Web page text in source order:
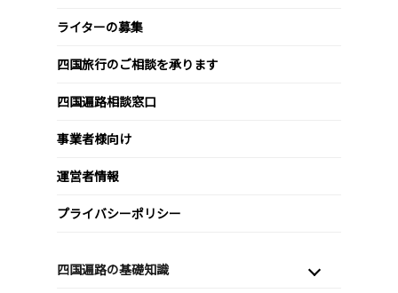
ライターの募集
四国旅行のご相談を承ります
四国遍路相談窓口
事業者様向け
運営者情報
プライバシーポリシー
四国遍路の基礎知識